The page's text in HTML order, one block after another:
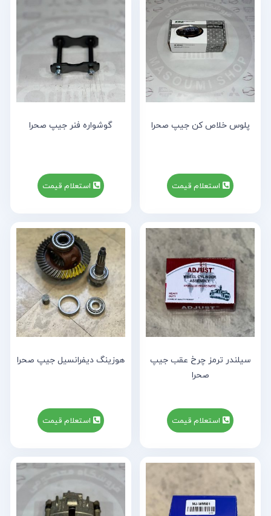
پلوس خلاص کن جیپ صحرا
استعلام قیمت
گوشواره فنر جیپ صحرا
استعلام قیمت
سیلندر ترمز چرخ عقب جیپ
صحرا
استعلام قیمت
هوزینگ دیفرانسیل جیپ صحرا
استعلام قیمت